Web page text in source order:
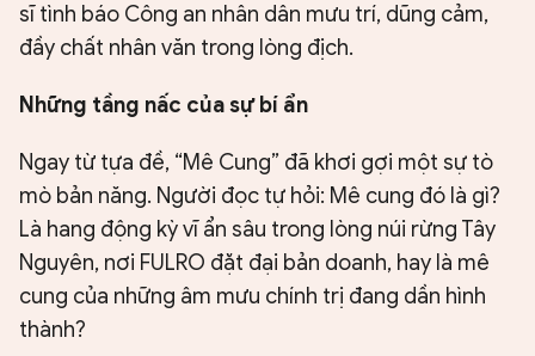
sĩ tình báo Công an nhân dân mưu trí, dũng cảm,
đầy chất nhân văn trong lòng địch.
Những tầng nấc của sự bí ẩn
Ngay từ tựa đề, “Mê Cung” đã khơi gợi một sự tò
mò bản năng. Người đọc tự hỏi: Mê cung đó là gì?
Là hang động kỳ vĩ ẩn sâu trong lòng núi rừng Tây
Nguyên, nơi FULRO đặt đại bản doanh, hay là mê
cung của những âm mưu chính trị đang dần hình
thành?